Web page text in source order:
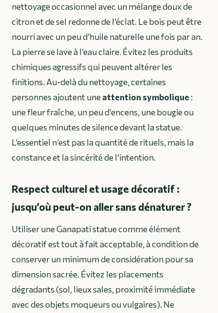
nettoyage occasionnel avec un mélange doux de
citron et de sel redonne de l’éclat. Le bois peut être
nourri avec un peu d’huile naturelle une fois par an.
La pierre se lave à l’eau claire. Évitez les produits
chimiques agressifs qui peuvent altérer les
finitions. Au-delà du nettoyage, certaines
personnes ajoutent uneattention symbolique :
une fleur fraîche, un peu d’encens, une bougie ou
quelques minutes de silence devant la statue.
L’essentiel n’est pas la quantité de rituels, mais la
constance et la sincérité de l’intention.
Respect culturel et usage décoratif :
jusqu’où peut-on aller sans dénaturer ?
Utiliser une Ganapati statue comme élément
décoratif est tout à fait acceptable, à condition de
conserver un minimum de considération pour sa
dimension sacrée. Évitez les placements
dégradants (sol, lieux sales, proximité immédiate
avec des objets moqueurs ou vulgaires). Ne